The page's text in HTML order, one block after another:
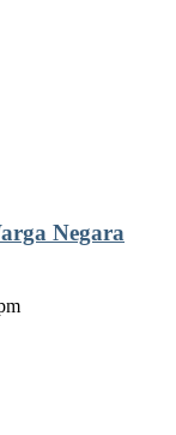
Negara